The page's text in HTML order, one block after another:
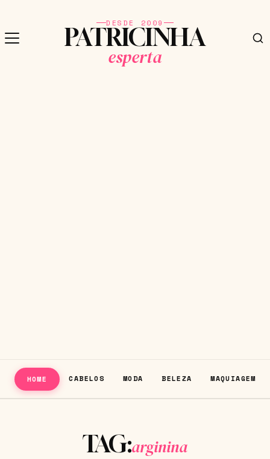
DESDE 2009
PATRICINHA
esperta
HOME CABELOS MODA BELEZA MAQUIAGEM
TAG:arginina